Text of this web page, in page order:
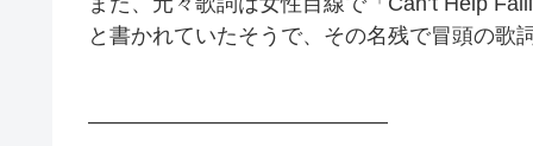
と書かれていたそうで、その名残で冒頭の歌
——————————————